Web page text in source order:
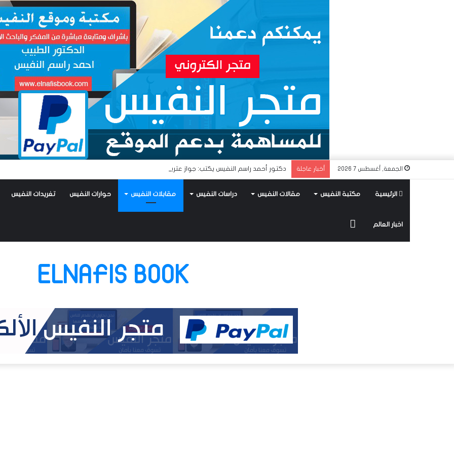
الجمعة, أغسطس 7 2026 أخبار عاجلة دكتور أحمد راسم النفيس يكتب: جواز عتريس من فؤادة باطل!! وجواز براقش من حُنين فاشل!!
الرئيسية مكتبة النفيس مقالات النفيس دراسات النفيس مقابلات النفيس حوارات النفيس تغريدات النفيس
اخبار العالم
ELNAFIS BOOK